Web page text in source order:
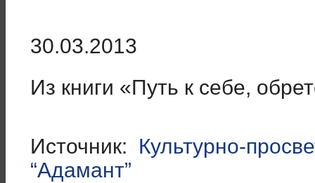
30.03.2013
Из книги «Путь к себе,
Источник: Культурно-
“Адамант”